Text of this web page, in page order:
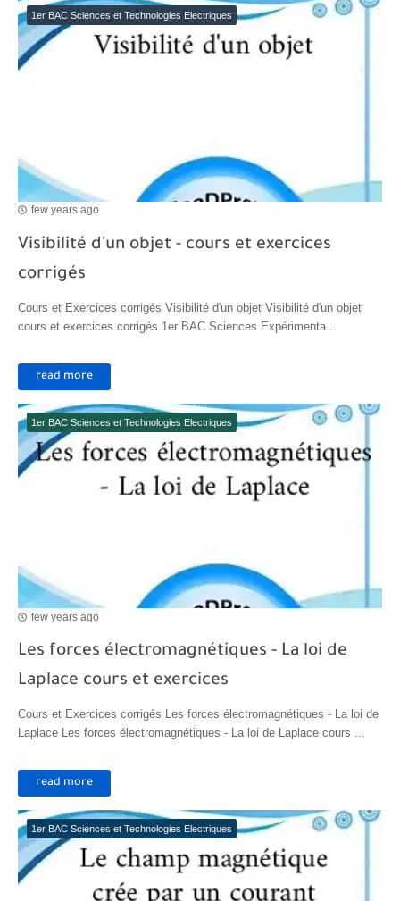
1er BAC Sciences et Technologies Electriques
few years ago
Visibilité d'un objet - cours et exercices
corrigés
Cours et Exercices corrigés Visibilité d'un objet Visibilité d'un objet
cours et exercices corrigés 1er BAC Sciences Expérimenta...
read more
1er BAC Sciences et Technologies Electriques
few years ago
Les forces électromagnétiques - La loi de
Laplace cours et exercices
Cours et Exercices corrigés Les forces électromagnétiques - La loi de
Laplace Les forces électromagnétiques - La loi de Laplace cours ...
read more
1er BAC Sciences et Technologies Electriques